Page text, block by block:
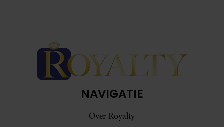
NAVIGATIE
Over Royalty